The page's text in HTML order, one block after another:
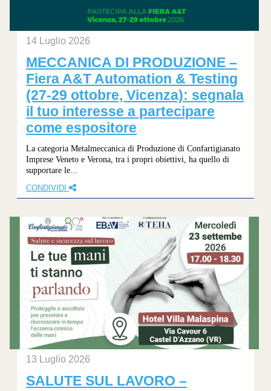
14 Luglio 2026
MECCANICA DI PRODUZIONE –
Fiera A&T Automation & Testing
(27-29 ottobre, Vicenza): segnala
il tuo interesse a partecipare
come espositore
La categoria Metalmeccanica di Produzione di Confartigianato
Imprese Veneto e Verona, tra i propri obiettivi, ha quello di
supportare le...
CONDIVIDI
13 Luglio 2026
SALUTE SUL LAVORO –